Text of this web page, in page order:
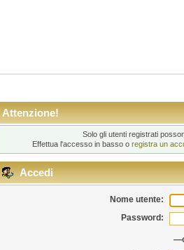
Attenzione!
Solo gli utenti registrati
Effettua l'accesso in basso oregistra un
Accedi
Nome utente:
Password: